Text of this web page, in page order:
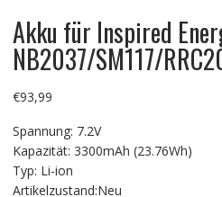
Akku für Inspired
NB2037/SM117/
€93,99
Spannung: 7.2V
Kapazität: 3300mAh (23.76Wh)
Typ: Li-ion
Artikelzustand:Neu